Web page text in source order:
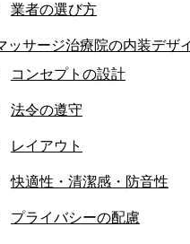
業者の選び方
ッサージ治療院の内装デザ
コンセプトの設計
法令の遵守
レイアウト
快適性・清潔感・防音性
プライバシーの配慮